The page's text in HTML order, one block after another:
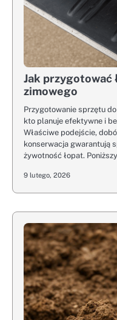
Jak przygotować
zimowego
Przygotowanie sprzętu
kto planuje efektywne i
Właściwe podejście,
konserwacja gwarantują
żywotność łopat.
9 lutego, 2026